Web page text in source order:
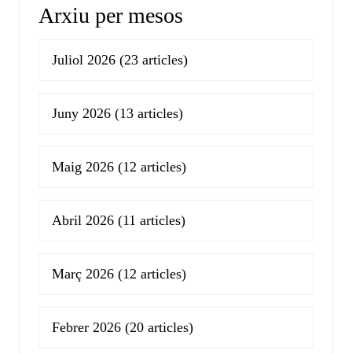
Arxiu per mesos
Juliol 2026 (23 articles)
Juny 2026 (13 articles)
Maig 2026 (12 articles)
Abril 2026 (11 articles)
Març 2026 (12 articles)
Febrer 2026 (20 articles)